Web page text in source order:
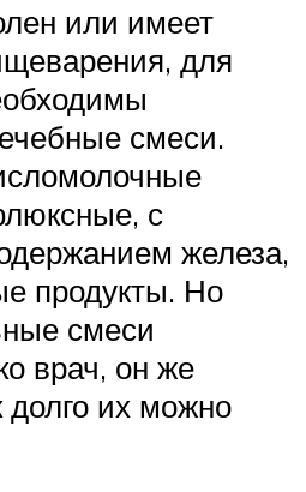
или имеет
для
смеси.
с
железа,
продукты. Но
смеси
врач, он же
долго их можно